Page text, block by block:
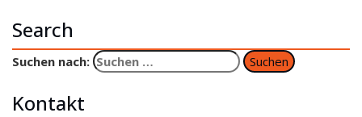
Search
Suchen nach:
Kontakt